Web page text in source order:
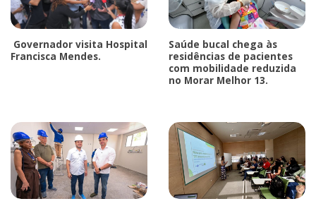
Governador visita Hospital
Francisca Mendes.
Saúde bucal chega às
residências de pacientes
com mobilidade reduzida
no Morar Melhor 13.